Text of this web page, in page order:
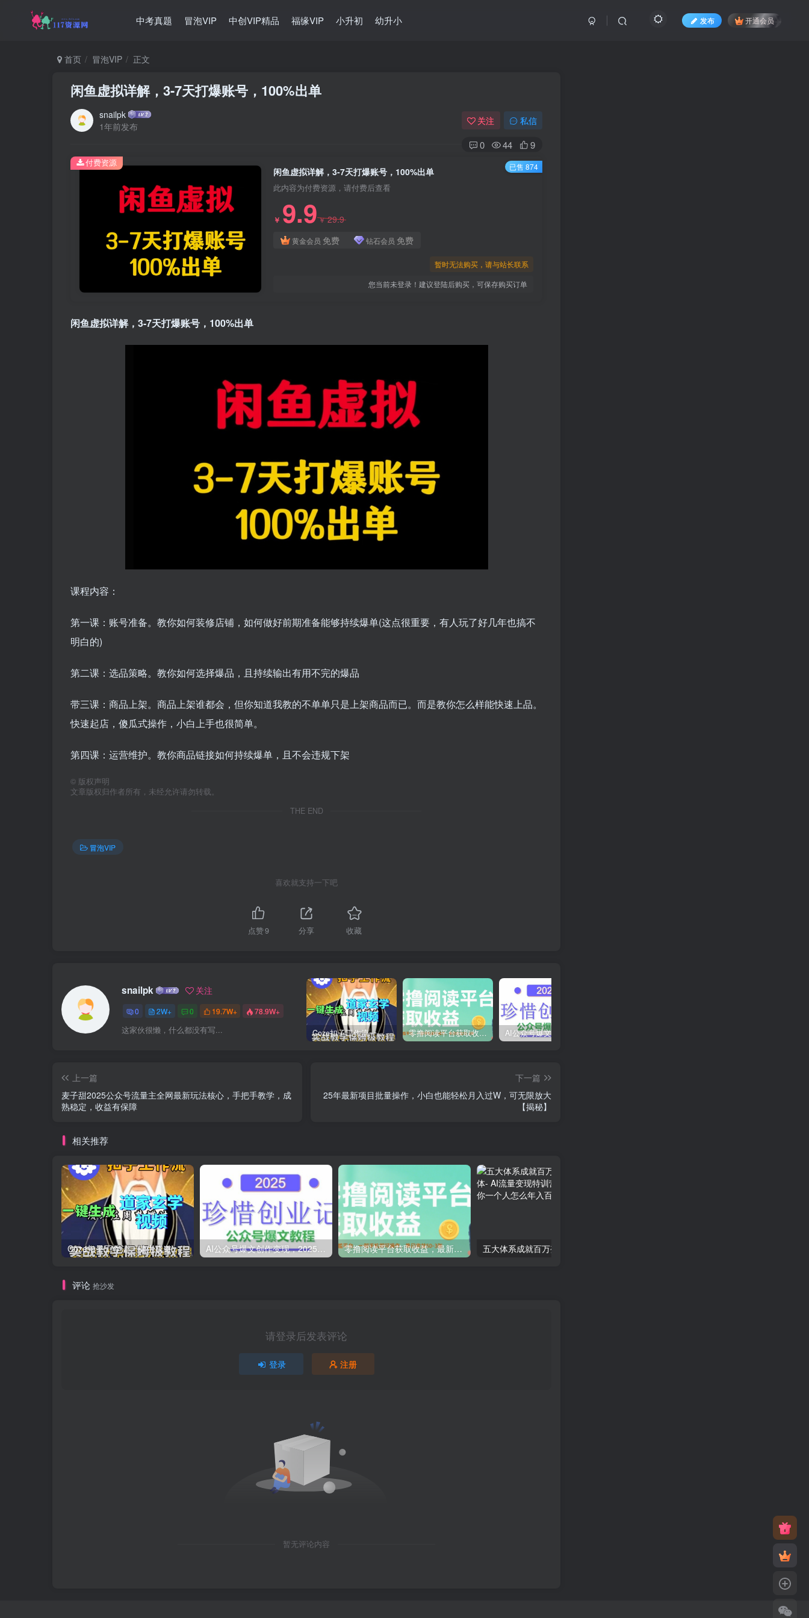
中考真题 冒泡VIP 中创VIP精品 福缘VIP 小升初 幼升小 发布 开通会员
首页 冒泡VIP 正文
闲鱼虚拟详解，3-7天打爆账号，100%出单
snailpk
1年前发布
关注 私信
0 44 9
闲鱼虚拟详解，3-7天打爆账号，100%出单
此内容为付费资源，请付费后查看
￥ 9.9￥29.9
黄金会员 免费 钻石会员 免费
暂时无法购买，请与站长联系
您当前未登录！建议登陆后购买，可保存购买订单
付费资源 已售 874
闲鱼虚拟详解，3-7天打爆账号，100%出单
课程内容：
第一课：账号准备。教你如何装修店铺，如何做好前期准备能够持续爆单(这点很重要，有人玩了好几年也搞不
明白的)
第二课：选品策略。教你如何选择爆品，且持续输出有用不完的爆品
带三课：商品上架。商品上架谁都会，但你知道我教的不单单只是上架商品而已。而是教你怎么样能快速上品。
快速起店，傻瓜式操作，小白上手也很简单。
第四课：运营维护。教你商品链接如何持续爆单，且不会违规下架
© 版权声明
文章版权归作者所有，未经允许请勿转载。
THE END
冒泡VIP
喜欢就支持一下吧
点赞9 分享 收藏
snailpk 关注
0 2W+ 0 19.7W+ 78.9W+
这家伙很懒，什么都没有写... Coze扣子工作流一键生成道家玄学短视频，实战保姆级教程 零撸阅读平台获取收益，最新无门槛平台，一部手机即可操作，单日收益50-3张【揭秘】
上一篇
麦子甜2025公众号流量主全网最新玩法核心，手把手教学，成
熟稳定，收益有保障
下一篇
25年最新项目批量操作，小白也能轻松月入过W，可无限放大
【揭秘】
相关推荐
Coze扣子工作流一键生成道家玄学短视频，实战保姆级教程 AI公众号爆文创作变现，2025公众号爆文教程(包含指令) 零撸阅读平台获取收益，最新无门槛平台，一部手机即可操作，单日收益50-3张【揭秘】
评论 抢沙发
请登录后发表评论
登录 注册
暂无评论内容